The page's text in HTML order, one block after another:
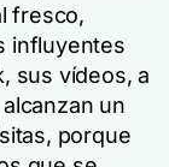
fresco,
influyentes
sus vídeos, a
un
porque